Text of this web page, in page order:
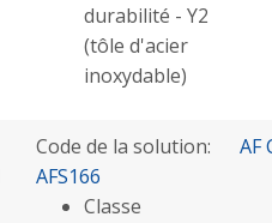
durabilité - Y2
(tôle d'acier
inoxydable)
Code de la solution:
AFS166
Classe
AF